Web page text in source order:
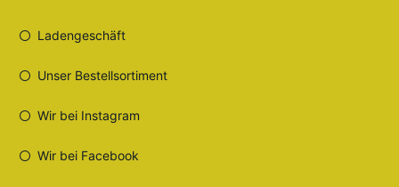
Ladengeschäft
Unser Bestellsortiment
Wir bei Instagram
Wir bei Facebook